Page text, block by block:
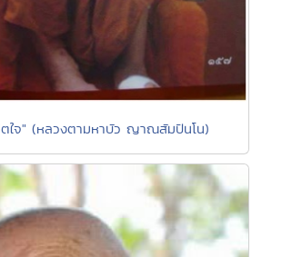
ใจ" (หลวงตามหาบัว ญาณสัมปันโน)